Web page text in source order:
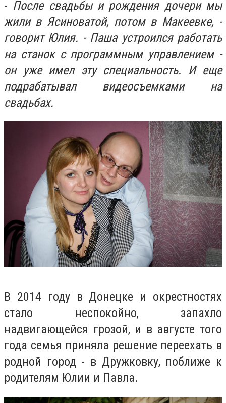
- После свадьбы и рождения дочери мы
жили в Ясиноватой, потом в Макеевке, -
говорит Юлия. - Паша устроился работать
на станок с программным управлением -
он уже имел эту специальность. И еще
подрабатывал видеосъемками на
свадьбах.
В 2014 году в Донецке и окрестностях
стало неспокойно, запахло
надвигающейся грозой, и в августе того
года семья приняла решение переехать в
родной город - в Дружковку, поближе к
родителям Юлии и Павла.